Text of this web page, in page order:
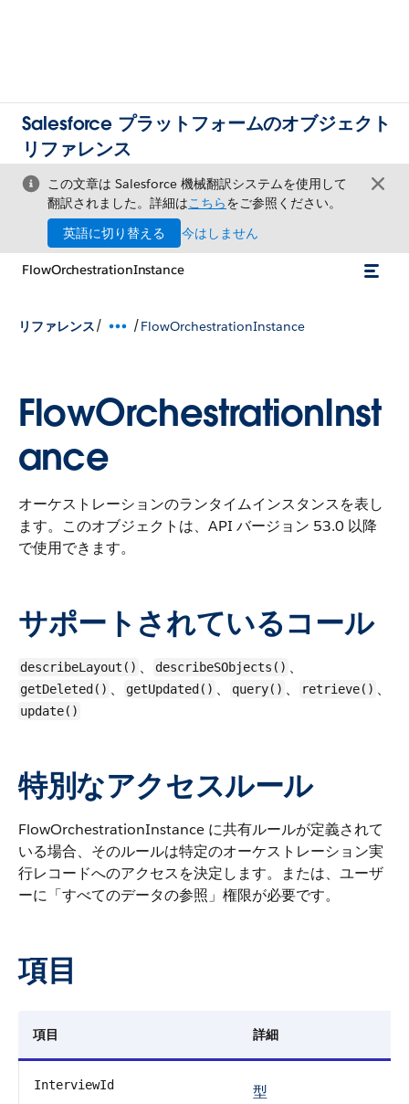
Salesforce プラットフォームのオブジェクト
リファレンス
この文章は Salesforce 機械翻訳システムを使用して
翻訳されました。詳細はこちらをご参照ください。
英語に切り替える
今はしません
FlowOrchestrationInstance
リファレンス/ /FlowOrchestrationInstance
FlowOrchestrationInst
ance
オーケストレーションのランタイムインスタンスを表し
ます。 このオブジェクトは、API バージョン 53.0 以降
で使用できます。
サポートされているコール
describeLayout() 、 describeSObjects() 、
getDeleted() 、 getUpdated() 、 query() 、 retrieve() 、
update()
特別なアクセスルール
FlowOrchestrationInstance に共有ルールが定義されて
いる場合、そのルールは特定のオーケストレーション実
行レコードへのアクセスを決定します。または、ユーザ
ーに「すべてのデータの参照」権限が必要です。
項目
項目 詳細
InterviewId
型